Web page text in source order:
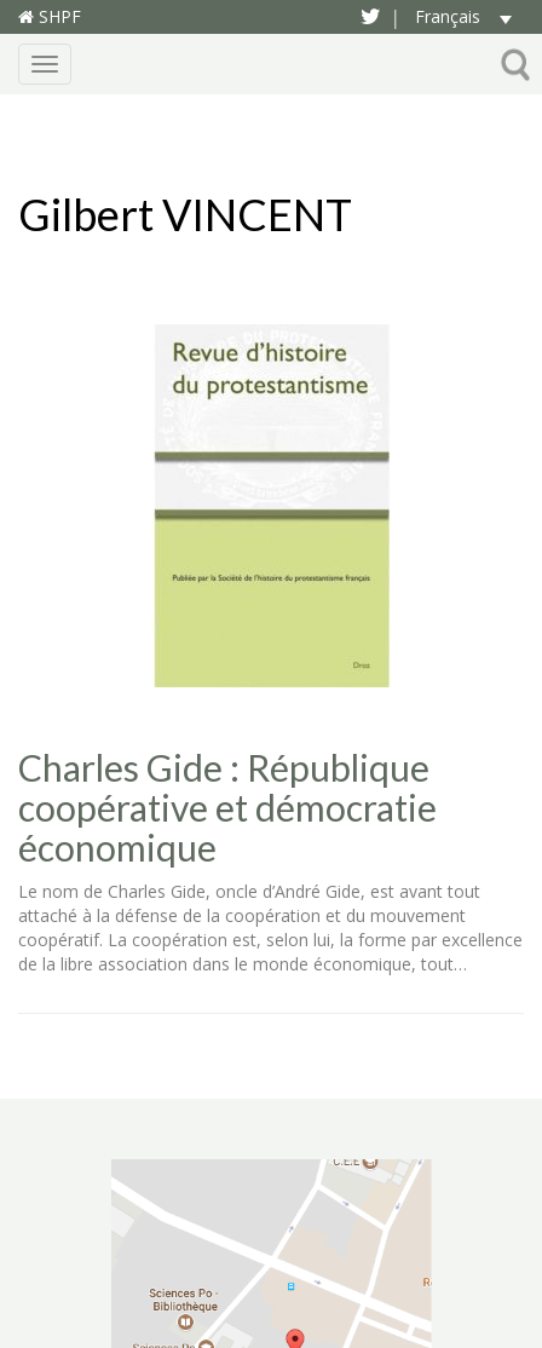
SHPF | Français
Menu
Gilbert VINCENT
Charles Gide : République
coopérative et démocratie
économique
Le nom de Charles Gide, oncle d’André Gide, est avant tout
attaché à la défense de la coopération et du mouvement
coopératif. La coopération est, selon lui, la forme par excellence
de la libre association dans le monde économique, tout…